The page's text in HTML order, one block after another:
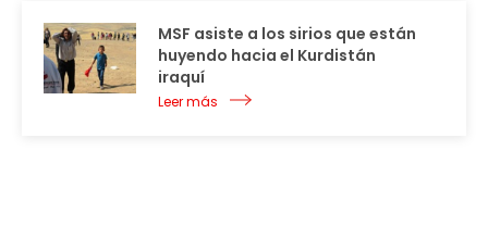
MSF asiste a los sirios que están
huyendo hacia el Kurdistán
iraquí
Leer más